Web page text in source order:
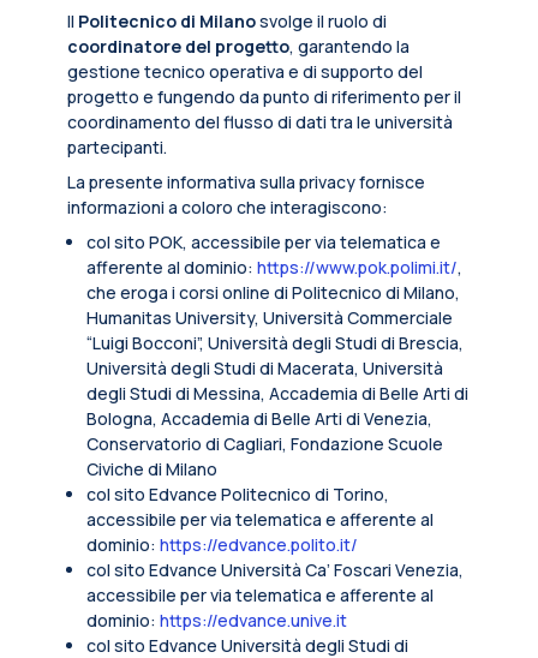
Il Politecnico di Milanosvolge il ruolo di
coordinatore del progetto, garantendo la
gestione tecnico operativa e di supporto del
progetto e fungendo da punto di riferimento per il
coordinamento del flusso di dati tra le università
partecipanti.
La presente informativa sulla privacy fornisce
informazioni a coloro che interagiscono:
col sito POK, accessibile per via telematica e
afferente al dominio: https://www.pok.polimi.it/,
che eroga i corsi online di Politecnico di Milano,
Humanitas University, Università Commerciale
“Luigi Bocconi”, Università degli Studi di Brescia,
Università degli Studi di Macerata, Università
degli Studi di Messina, Accademia di Belle Arti di
Bologna, Accademia di Belle Arti di Venezia,
Conservatorio di Cagliari, Fondazione Scuole
Civiche di Milano
col sito Edvance Politecnico di Torino,
accessibile per via telematica e afferente al
dominio: https://edvance.polito.it/
col sito Edvance Università Ca’ Foscari Venezia,
accessibile per via telematica e afferente al
dominio: https://edvance.unive.it
col sito Edvance Università degli Studi di